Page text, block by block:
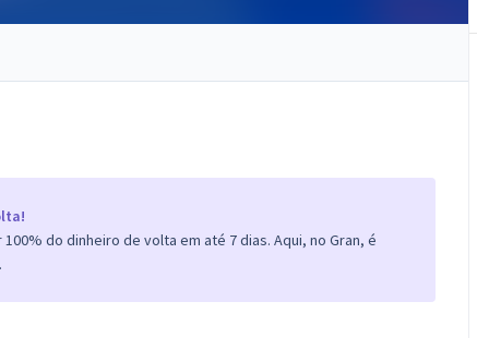
do dinheiro de volta em até 7 dias. Aqui, no Gran, é